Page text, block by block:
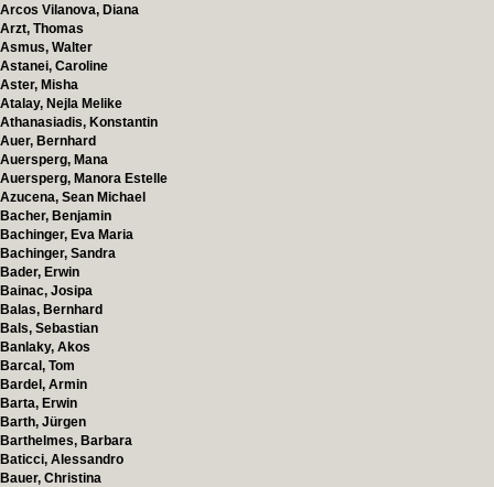
Arcos Vilanova, Diana
Arzt, Thomas
Asmus, Walter
Astanei, Caroline
Aster, Misha
Atalay, Nejla Melike
Athanasiadis, Konstantin
Auer, Bernhard
Auersperg, Mana
Auersperg, Manora Estelle
Azucena, Sean Michael
Bacher, Benjamin
Bachinger, Eva Maria
Bachinger, Sandra
Bader, Erwin
Bainac, Josipa
Balas, Bernhard
Bals, Sebastian
Banlaky, Akos
Barcal, Tom
Bardel, Armin
Barta, Erwin
Barth, Jürgen
Barthelmes, Barbara
Baticci, Alessandro
Bauer, Christina